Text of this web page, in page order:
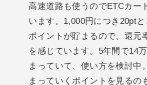
高速道路も使うのでETCカー
います。1,000円につき20pt
ポイントが貯まるので、還元
を感じています。5年間で14
まっていて、使い方を検討中
まっていくポイントを見るの